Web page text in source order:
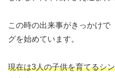
この時の出来事がきっかけで
グを始めています。
現在は3人の子供を育てるシ